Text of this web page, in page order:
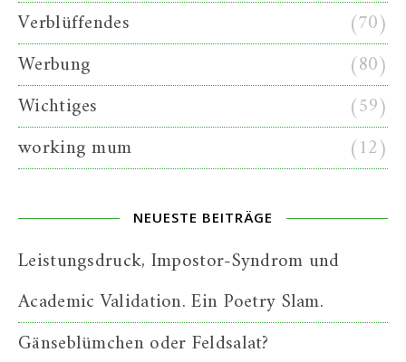
Verblüffendes
(70)
Werbung
(80)
Wichtiges
(59)
working mum
(12)
NEUESTE BEITRÄGE
Leistungsdruck, Impostor-Syndrom und
Academic Validation. Ein Poetry Slam.
Gänseblümchen oder Feldsalat?